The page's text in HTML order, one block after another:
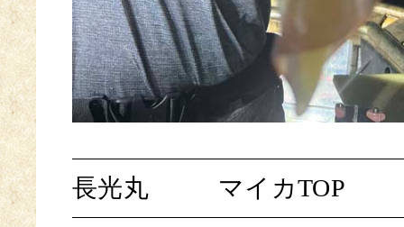
長光丸 マイカTOP